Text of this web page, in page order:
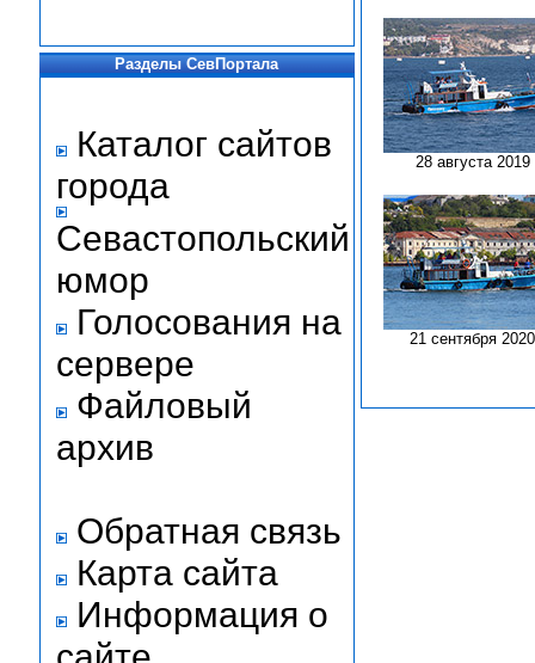
Разделы СевПортала
Каталог сайтов
города
Севастопольский
юмор
Голосования на
сервере
Файловый
архив
Обратная связь
Карта сайта
Информация о
28 августа 2019
21 сентября 2020